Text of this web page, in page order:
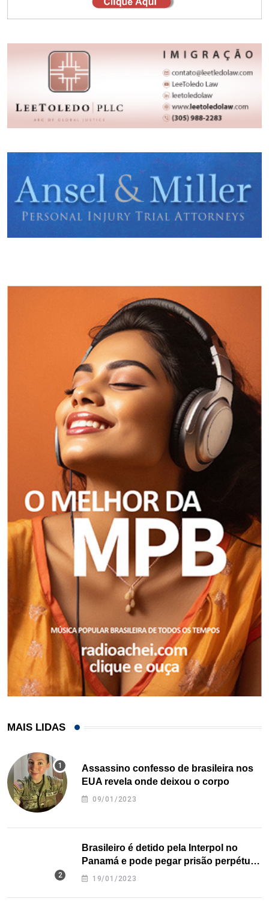
MAIS LIDAS
Assassino confesso de brasileira nos
EUA revela onde deixou o corpo
09/01/2023
Brasileiro é detido pela Interpol no
Panamá e pode pegar prisão perpétua
nos EUA
19/01/2023